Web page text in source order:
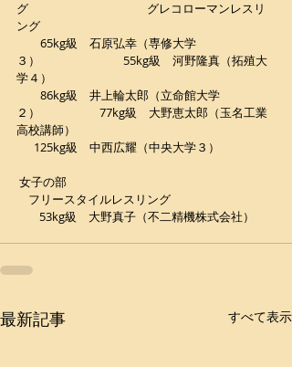
グ　　　　　　　　　　グレコローマンレスリ
ング
65kg級　石原弘幸（専修大学
３）　　　　　　　55kg級　河野隆真（拓殖大
学４）
86kg級　井上輪太郎（立命館大学
２）　　　　　77kg級　大野恵太郎（玉名工業
高校講師）
125kg級　中西広耀（中央大学３）
女子の部
フリースタイルレスリング
53kg級　大野真子（不二精機株式会社）
最新記事 すべて表示